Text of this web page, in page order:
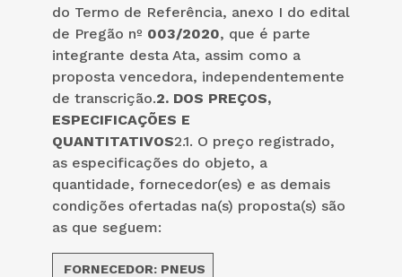
do Termo de Referência, anexo I do edital
de Pregão nº 003/2020, que é parte
integrante desta Ata, assim como a
proposta vencedora, independentemente
de transcrição.2. DOS PREÇOS,
ESPECIFICAÇÕES E
QUANTITATIVOS2.1. O preço registrado,
as especificações do objeto, a
quantidade, fornecedor(es) e as demais
condições ofertadas na(s) proposta(s) são
as que seguem:
FORNECEDOR: PNEUS